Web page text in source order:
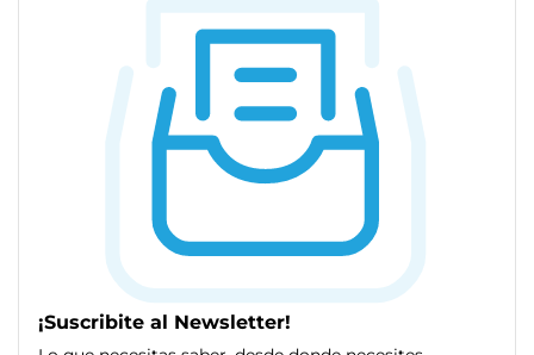
¡Suscribite al Newsletter!